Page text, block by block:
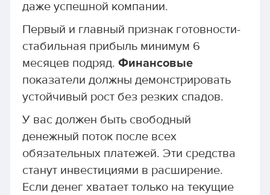
даже успешной компании.
Первый и главный признак готовности-
стабильная прибыль минимум 6
месяцев подряд. Финансовые
показатели должны демонстрировать
устойчивый рост без резких спадов.
У вас должен быть свободный
денежный поток после всех
обязательных платежей. Эти средства
станут инвестициями в расширение.
Если денег хватает только на текущие